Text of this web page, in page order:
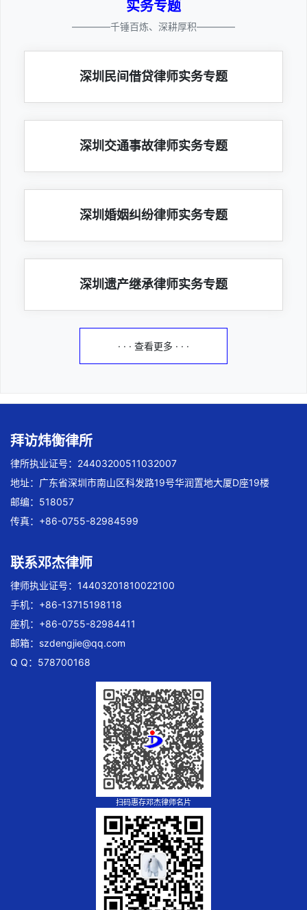
实务专题
————千锤百炼、深耕厚积————
深圳民间借贷律师实务专题
深圳交通事故律师实务专题
深圳婚姻纠纷律师实务专题
深圳遗产继承律师实务专题
· · · 查看更多 · · ·
拜访炜衡律所
律所执业证号：24403200511032007
地址：广东省深圳市南山区科发路19号华润置地大厦D座19楼
邮编：518057
传真：+86-0755-82984599
联系邓杰律师
律师执业证号：14403201810022100
手机：+86-13715198118
座机：+86-0755-82984411
邮箱： szdengjie@qq.com
Q Q：578700168
扫码惠存邓杰律师名片